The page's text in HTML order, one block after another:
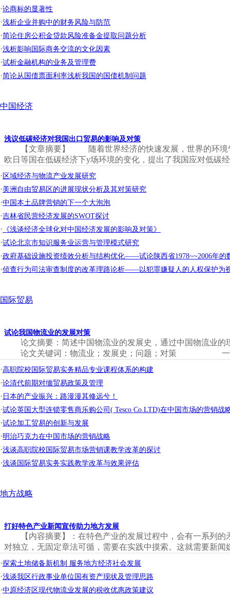
·论商标的显著性
·浅析企业并购中的财务风险与防范
·简论住房公积金贷款风险准备金提取问题分析
·浅析影响国际商务交流的文化因素
·试析金融机构的业务及管理费
·简论从国债票面利率浅析我国的国债机制问题
中国经济
浅议低碳经济对我国出口贸易的影响及对策
【文章摘要】 随着世界经济的快速发展，世界的环境
欧日等国在低碳经济下y场环境的变化，提出了我国应对低碳
· 区域经济与物流产业发展研究
·美洲自由贸易区的进展现状分析及其对策研究
·中国本土品牌营销的下一个大泡泡
·吉林省民营经济发展的SWOT探讨
· 《浅谈经济全球化对中国经济发展的影响及对策》
·试论北京市知识服务业运营与管理模式研究
·政府基础设施投资绩效分析与结构优化——试论陕西省1978~~2006年的
·侦查行为司法审查制度的改革理路论析——以犯罪嫌疑人的人权保护为
国际贸易
试论我国物流业的发展对策
论文摘要：简述中国物流业的发展史，通过中国物流业
论文关键词：物流业；发展史；问题；对策 一
·高职院校国际贸易实务精品专业课程体系的构建
·论清代前期对缅贸易政策及管理
· 日本的产业振兴：路漫漫其修远兮！
·试论英国大型连锁零售商乐购公司( Tesco Co.LTD)在中国市场的营销战
·试论加工贸易的创新与发展
·明治巧克力在中国市场的营销战略
·浅谈高职院校国际贸易市场营销课教学改革的探讨
·浅谈国际贸易实务实践教学改革与效果评估
地方战略
打好特色产业新闻宣传助力地方发展
【内容摘要】：在特色产业的发展过程中，会有一系列
对独立，无固定章法可循，需要在实践中摸索。这就需要新闻
·探索土地储备新机制 服务地方经济社会发展
·浅谈我区行政事业单位国有资产现状及管理思路
·中原经济区现代物流业发展的税收优惠政策建议